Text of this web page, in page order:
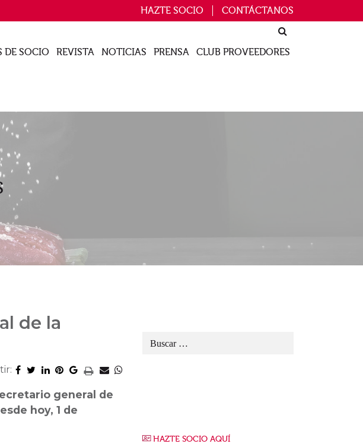
HAZTE SOCIO CONTÁCTANOS
DE SOCIO REVISTA NOTICIAS PRENSA CLUB PROVEEDORES
de la
general de
hoy, 1 de
HAZTE SOCIO AQUÍ